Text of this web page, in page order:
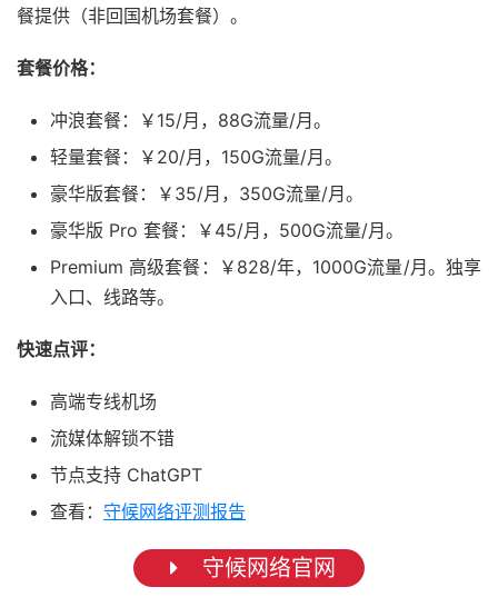
餐提供（非回国机场套餐）。
套餐价格：
冲浪套餐：￥15/月，88G流量/月。
轻量套餐：￥20/月，150G流量/月。
豪华版套餐：￥35/月，350G流量/月。
豪华版 Pro 套餐：￥45/月，500G流量/月。
Premium 高级套餐：￥828/年，1000G流量/月。独享
入口、线路等。
快速点评：
高端专线机场
流媒体解锁不错
节点支持 ChatGPT
查看： 守候网络评测报告
守候网络官网